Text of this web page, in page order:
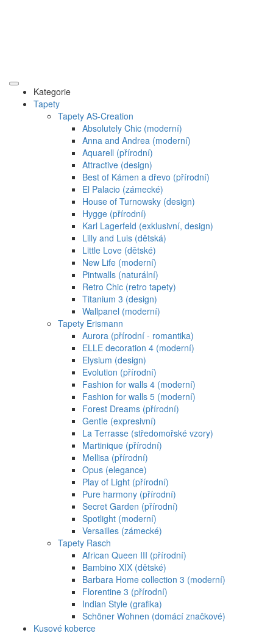
Kategorie
Tapety
Tapety AS-Creation
Absolutely Chic (moderní)
Anna and Andrea (moderní)
Aquarell (přírodní)
Attractive (design)
Best of Kámen a dřevo (přírodní)
El Palacio (zámecké)
House of Turnowsky (design)
Hygge (přírodní)
Karl Lagerfeld (exklusivní, design)
Lilly and Luis (dětská)
Little Love (dětské)
New Life (moderní)
Pintwalls (naturální)
Retro Chic (retro tapety)
Titanium 3 (design)
Wallpanel (moderní)
Tapety Erismann
Aurora (přírodní - romantika)
ELLE decoration 4 (moderní)
Elysium (design)
Evolution (přírodní)
Fashion for walls 4 (moderní)
Fashion for walls 5 (moderní)
Forest Dreams (přírodní)
Gentle (expresivní)
La Terrasse (středomořské vzory)
Martinique (přírodní)
Mellisa (přírodní)
Opus (elegance)
Play of Light (přírodní)
Pure harmony (přírodní)
Secret Garden (přírodní)
Spotlight (moderní)
Versailles (zámecké)
Tapety Rasch
African Queen III (přírodní)
Bambino XIX (dětské)
Barbara Home collection 3 (moderní)
Florentine 3 (přírodní)
Indian Style (grafika)
Schöner Wohnen (domácí značkové)
Kusové koberce